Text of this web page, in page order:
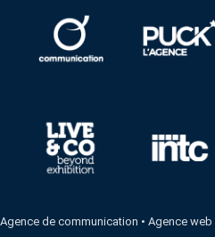
Agence de communication •Agence web